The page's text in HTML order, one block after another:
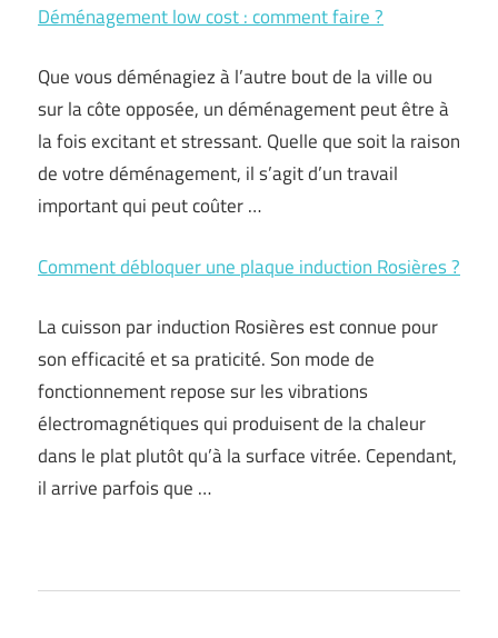
Déménagement low cost : comment faire ?
Que vous déménagiez à l’autre bout de la ville ou
sur la côte opposée, un déménagement peut être à
la fois excitant et stressant. Quelle que soit la raison
de votre déménagement, il s’agit d’un travail
important qui peut coûter …
Comment débloquer une plaque induction Rosières ?
La cuisson par induction Rosières est connue pour
son efficacité et sa praticité. Son mode de
fonctionnement repose sur les vibrations
électromagnétiques qui produisent de la chaleur
dans le plat plutôt qu’à la surface vitrée. Cependant,
il arrive parfois que …